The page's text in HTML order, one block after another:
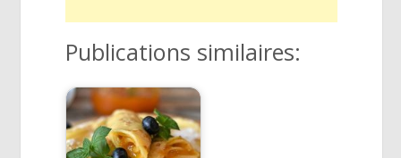
Publications similaires: